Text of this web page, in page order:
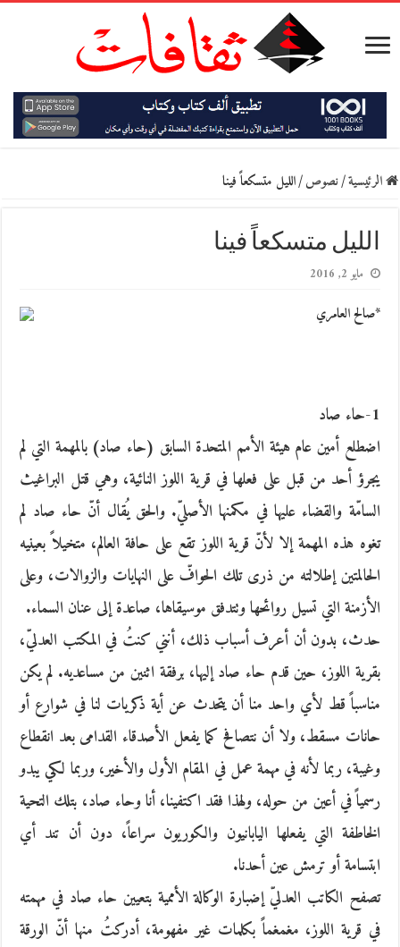
الرئيسية/نصوص/الليل متسكعاً فينا
الليل متسكعاً فينا
مايو 2, 2016
*صالح العامري
1-حاء صاد
اضطلع أمين عام هيئة الأمم المتحدة السابق (حاء صاد) بالمهمة التي لم
يجرؤ أحد من قبل على فعلها في قرية اللوز النائية، وهي قتل البراغيث
السامّة والقضاء عليها في مكمنها الأصليّ. والحق يُقال أنّ حاء صاد لم
تغوه هذه المهمة إلا لأنّ قرية اللوز تقع على حافة العالم، متخيلاً بعينيه
الحالمتين إطلالته من ذرى تلك الحوافّ على النهايات والزوالات، وعلى
الأزمنة التي تسيل روائحها وتتدفق موسيقاها، صاعدة إلى عنان السماء.
حدث، بدون أن أعرف أسباب ذلك، أنني كنتُ في المكتب العدليّ،
بقرية اللوز، حين قدم حاء صاد إليها، برفقة اثنين من مساعديه. لم يكن
مناسباً قط لأي واحد منا أن يتحدث عن أية ذكريات لنا في شوارع أو
حانات مسقط، ولا أن نتصافح كما يفعل الأصدقاء القدامى بعد انقطاع
وغيبة، ربما لأنه في مهمة عمل في المقام الأول والأخير، وربما لكي يبدو
رسمياً في أعين من حوله، ولهذا فقد اكتفينا، أنا وحاء صاد، بتلك التحية
الخاطفة التي يفعلها اليابانيون والكوريون سراعاً، دون أن تند أي
ابتسامة أو ترمش عين أحدنا.
تصفح الكاتب العدليّ إضبارة الوكالة الأممية بتعيين حاء صاد في مهمته
في قرية اللوز، مغمغماً بكلمات غير مفهومة، أدركتُ منها أنّ الورقة